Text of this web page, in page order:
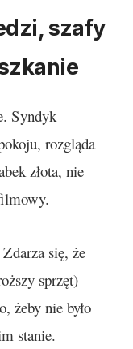
szafy
Syndyk
rozgląda
złota, nie
Zdarza się, że
sprzęt)
żeby nie było
stanie.